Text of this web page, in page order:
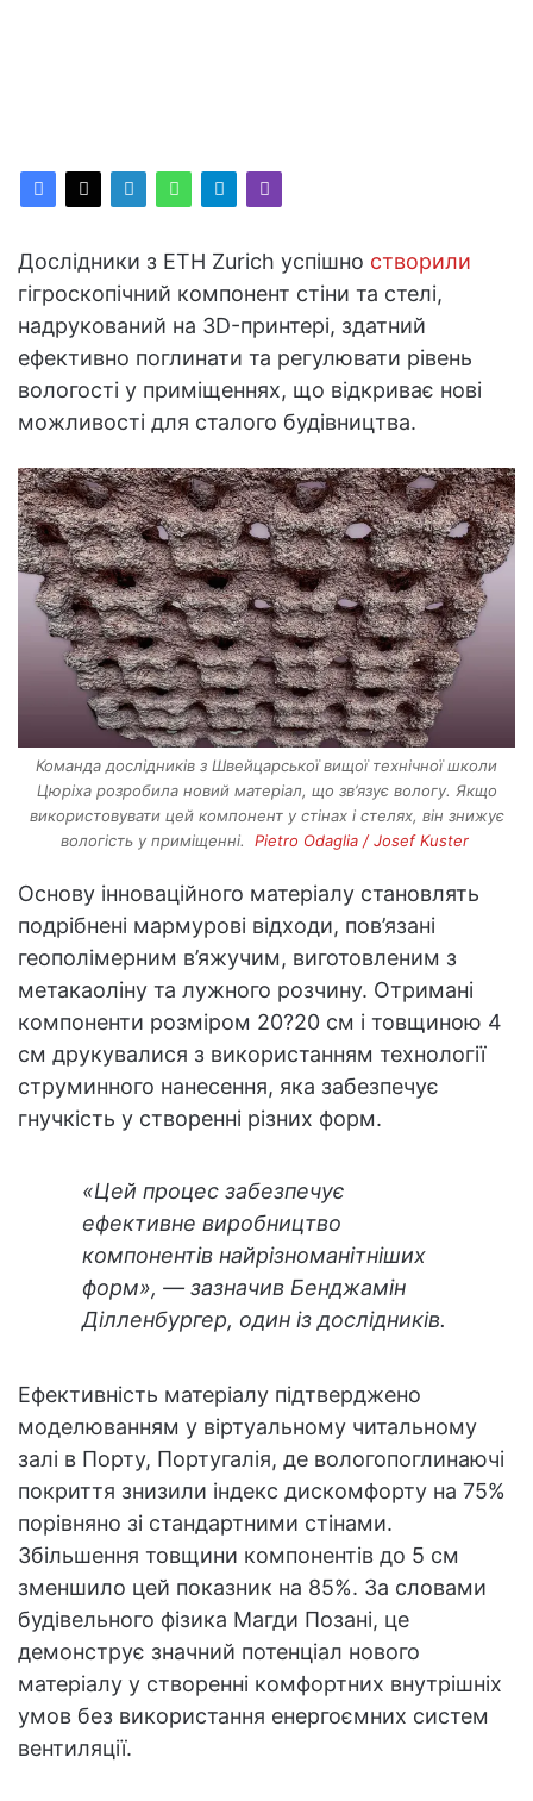
Дослідники з ETH Zurich успішно створили
гігроскопічний компонент стіни та стелі,
надрукований на 3D-принтері, здатний
ефективно поглинати та регулювати рівень
вологості у приміщеннях, що відкриває нові
можливості для сталого будівництва.
Команда дослідників з Швейцарської вищої технічної школи
Цюріха розробила новий матеріал, що зв’язує вологу. Якщо
використовувати цей компонент у стінах і стелях, він знижує
вологість у приміщенні. Pietro Odaglia / Josef Kuster
Основу інноваційного матеріалу становлять
подрібнені мармурові відходи, пов’язані
геополімерним в’яжучим, виготовленим з
метакаоліну та лужного розчину. Отримані
компоненти розміром 20?20 см і товщиною 4
см друкувалися з використанням технології
струминного нанесення, яка забезпечує
гнучкість у створенні різних форм.
«Цей процес забезпечує
ефективне виробництво
компонентів найрізноманітніших
форм», — зазначив Бенджамін
Ділленбургер, один із дослідників.
Ефективність матеріалу підтверджено
моделюванням у віртуальному читальному
залі в Порту, Португалія, де вологопоглинаючі
покриття знизили індекс дискомфорту на 75%
порівняно зі стандартними стінами.
Збільшення товщини компонентів до 5 см
зменшило цей показник на 85%. За словами
будівельного фізика Магди Позані, це
демонструє значний потенціал нового
матеріалу у створенні комфортних внутрішніх
умов без використання енергоємних систем
вентиляції.